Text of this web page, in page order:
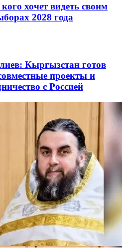
хочет видеть своим
2028 года
Кыргызстан готов
проекты и
с Россией